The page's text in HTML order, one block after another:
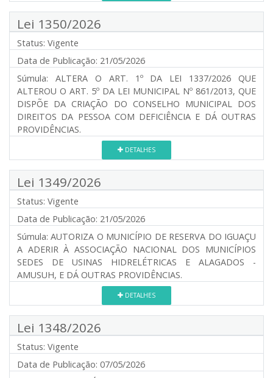
Lei 1350/2026
Status: Vigente
Data de Publicação: 21/05/2026
Súmula: ALTERA O ART. 1º DA LEI 1337/2026 QUE
ALTEROU O ART. 5º DA LEI MUNICIPAL Nº 861/2013, QUE
DISPÕE DA CRIAÇÃO DO CONSELHO MUNICIPAL DOS
DIREITOS DA PESSOA COM DEFICIÊNCIA E DÁ OUTRAS
PROVIDÊNCIAS.
DETALHES
Lei 1349/2026
Status: Vigente
Data de Publicação: 21/05/2026
Súmula: AUTORIZA O MUNICÍPIO DE RESERVA DO IGUAÇU
A ADERIR À ASSOCIAÇÃO NACIONAL DOS MUNICÍPIOS
SEDES DE USINAS HIDRELÉTRICAS E ALAGADOS -
AMUSUH, E DÁ OUTRAS PROVIDÊNCIAS.
DETALHES
Lei 1348/2026
Status: Vigente
Data de Publicação: 07/05/2026